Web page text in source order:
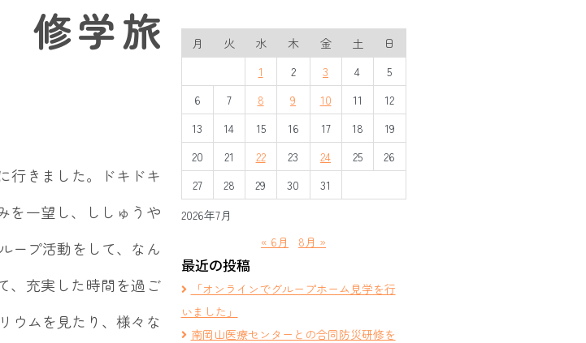
修学旅
行きました。ドキドキ
を一望し、ししゅうや
ープ活動をして、なん
、充実した時間を過ご
ウムを見たり、様々な
2026年7月
月 火 水 木 金 土
日
1
2 3 4
5
6
7 8 9 10 11
12
13
14 15 16 17 18
19
20
21 22 23 24 25
26
27
28 29 30 31
« 6月 8月 »
最近の投稿
「オンラインでグループホーム見学を行
いました」
南岡山医療センターとの合同防災研修を